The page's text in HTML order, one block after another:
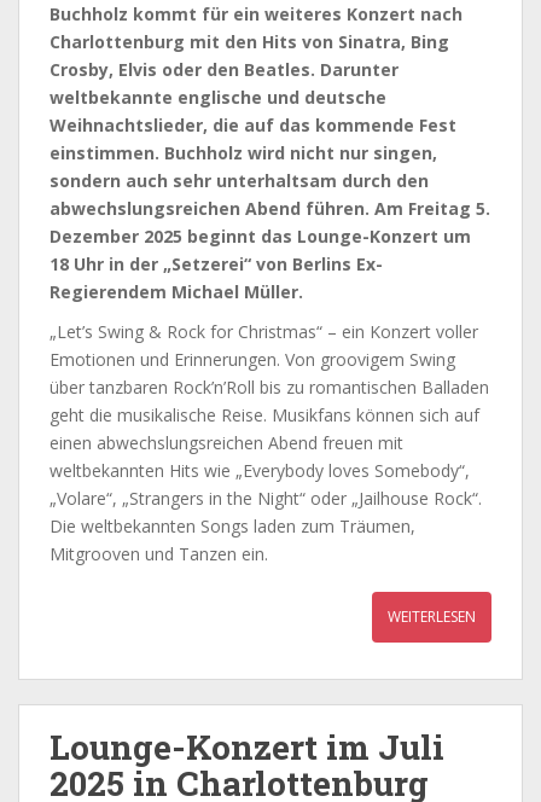
Buchholz kommt für ein weiteres Konzert nach
Charlottenburg mit den Hits von Sinatra, Bing
Crosby, Elvis oder den Beatles. Darunter
weltbekannte englische und deutsche
Weihnachtslieder, die auf das kommende Fest
einstimmen. Buchholz wird nicht nur singen,
sondern auch sehr unterhaltsam durch den
abwechslungsreichen Abend führen. Am Freitag 5.
Dezember 2025 beginnt das Lounge-Konzert um
18 Uhr in der „Setzerei“ von Berlins Ex-
Regierendem Michael Müller.
„Let’s Swing & Rock for Christmas“ – ein Konzert voller
Emotionen und Erinnerungen. Von groovigem Swing
über tanzbaren Rock’n’Roll bis zu romantischen Balladen
geht die musikalische Reise. Musikfans können sich auf
einen abwechslungsreichen Abend freuen mit
weltbekannten Hits wie „Everybody loves Somebody“,
„Volare“, „Strangers in the Night“ oder „Jailhouse Rock“.
Die weltbekannten Songs laden zum Träumen,
Mitgrooven und Tanzen ein.
WEITERLESEN
Lounge-Konzert im Juli
2025 in Charlottenburg